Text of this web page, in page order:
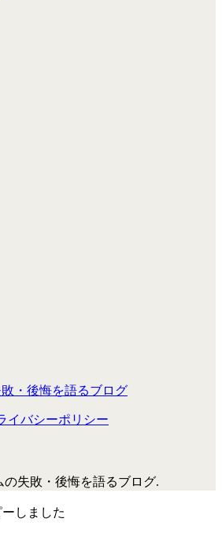
イバシーポリシー
失敗・後悔を語るブログ.
しました